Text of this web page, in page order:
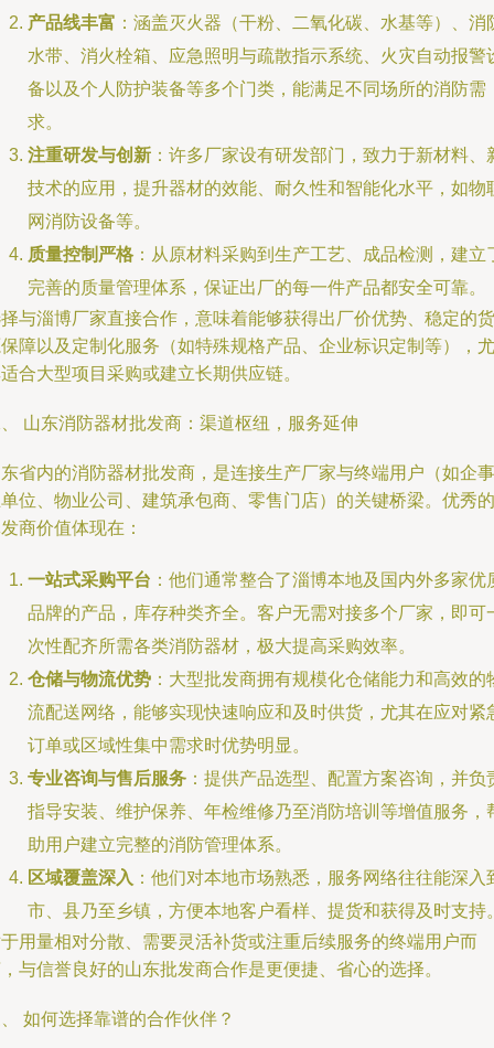
产品线丰富 ：涵盖灭火器（干粉、二氧化碳、水基等）、消
水带、消火栓箱、应急照明与疏散指示系统、火灾自动报警
备以及个人防护装备等多个门类，能满足不同场所的消防需
求。
注重研发与创新 ：许多厂家设有研发部门，致力于新材料、
技术的应用，提升器材的效能、耐久性和智能化水平，如物
网消防设备等。
质量控制严格 ：从原材料采购到生产工艺、成品检测，建立
完善的质量管理体系，保证出厂的每一件产品都安全可靠。
与淄博厂家直接合作，意味着能够获得出厂价优势、稳定的货
障以及定制化服务（如特殊规格产品、企业标识定制等），尤
合大型项目采购或建立长期供应链。
山东消防器材批发商：渠道枢纽，服务延伸
省内的消防器材批发商，是连接生产厂家与终端用户（如企事
位、物业公司、建筑承包商、零售门店）的关键桥梁。优秀的
商价值体现在：
一站式采购平台 ：他们通常整合了淄博本地及国内外多家优
品牌的产品，库存种类齐全。客户无需对接多个厂家，即可
次性配齐所需各类消防器材，极大提高采购效率。
仓储与物流优势 ：大型批发商拥有规模化仓储能力和高效的
流配送网络，能够实现快速响应和及时供货，尤其在应对紧
订单或区域性集中需求时优势明显。
专业咨询与售后服务 ：提供产品选型、配置方案咨询，并负
指导安装、维护保养、年检维修乃至消防培训等增值服务，
助用户建立完整的消防管理体系。
区域覆盖深入 ：他们对本地市场熟悉，服务网络往往能深入
市、县乃至乡镇，方便本地客户看样、提货和获得及时支持
用量相对分散、需要灵活补货或注重后续服务的终端用户而
与信誉良好的山东批发商合作是更便捷、省心的选择。
如何选择靠谱的合作伙伴？